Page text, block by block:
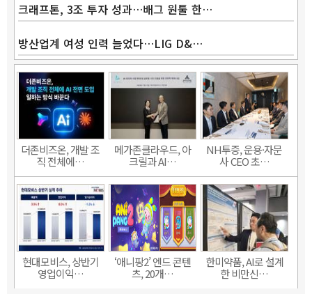
크래프톤, 3조 투자 성과…배그 원툴 한…
방산업계 여성 인력 늘었다…LIG D&…
더존비즈온, 개발 조
직 전체에…
메가존클라우드, 아
크릴과 AI…
NH투증, 운용·자문
사 CEO 초…
현대모비스, 상반기
영업이익…
‘애니팡2’ 엔드 콘텐
츠, 20개…
한미약품, AI로 설계
한 비만신…